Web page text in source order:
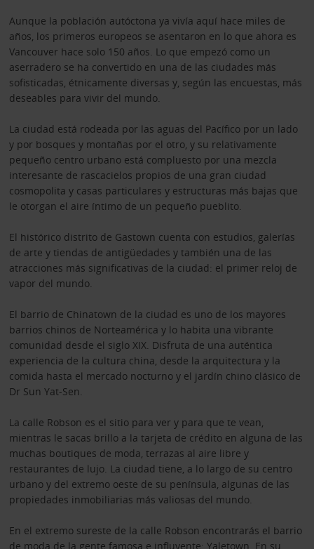
Aunque la población autóctona ya vivía aquí hace miles de
años, los primeros europeos se asentaron en lo que ahora es
Vancouver hace solo 150 años. Lo que empezó como un
aserradero se ha convertido en una de las ciudades más
sofisticadas, étnicamente diversas y, según las encuestas, más
deseables para vivir del mundo.
La ciudad está rodeada por las aguas del Pacífico por un lado
y por bosques y montañas por el otro, y su relativamente
pequeño centro urbano está compluesto por una mezcla
interesante de rascacielos propios de una gran ciudad
cosmopolita y casas particulares y estructuras más bajas que
le otorgan el aire íntimo de un pequeño pueblito.
El histórico distrito de Gastown cuenta con estudios, galerías
de arte y tiendas de antigüedades y también una de las
atracciones más significativas de la ciudad: el primer reloj de
vapor del mundo.
El barrio de Chinatown de la ciudad es uno de los mayores
barrios chinos de Norteamérica y lo habita una vibrante
comunidad desde el siglo XIX. Disfruta de una auténtica
experiencia de la cultura china, desde la arquitectura y la
comida hasta el mercado nocturno y el jardín chino clásico de
Dr Sun Yat-Sen.
La calle Robson es el sitio para ver y para que te vean,
mientras le sacas brillo a la tarjeta de crédito en alguna de las
muchas boutiques de moda, terrazas al aire libre y
restaurantes de lujo. La ciudad tiene, a lo largo de su centro
urbano y del extremo oeste de su península, algunas de las
propiedades inmobiliarias más valiosas del mundo.
En el extremo sureste de la calle Robson encontrarás el barrio
de moda de la gente famosa e influyente: Yaletown. En su